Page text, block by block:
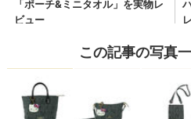
この記事の写真